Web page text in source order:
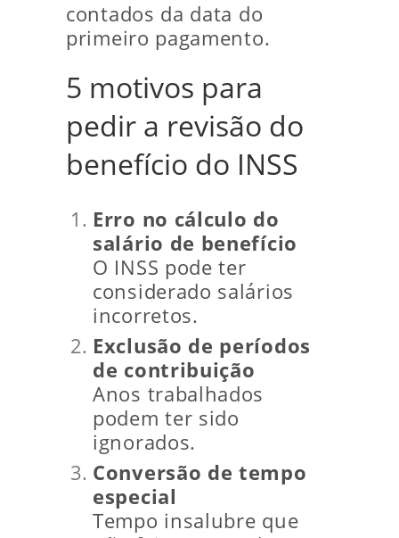
contados da data do
primeiro pagamento.
5 motivos para
pedir a revisão do
benefício do INSS
Erro no cálculo do
salário de benefício
O INSS pode ter
considerado salários
incorretos.
Exclusão de períodos
de contribuição
Anos trabalhados
podem ter sido
ignorados.
Conversão de tempo
especial
Tempo insalubre que